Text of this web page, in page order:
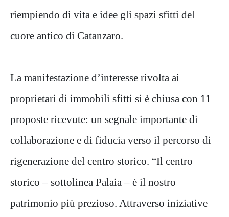
riempiendo di vita e idee gli spazi sfitti del
cuore antico di Catanzaro.
La manifestazione d’interesse rivolta ai
proprietari di immobili sfitti si è chiusa con 11
proposte ricevute: un segnale importante di
collaborazione e di fiducia verso il percorso di
rigenerazione del centro storico. “Il centro
storico – sottolinea Palaia – è il nostro
patrimonio più prezioso. Attraverso iniziative